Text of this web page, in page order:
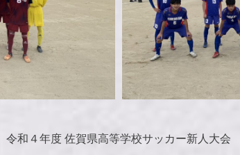
令和４年度 佐賀県高等学校サッカー新人大会